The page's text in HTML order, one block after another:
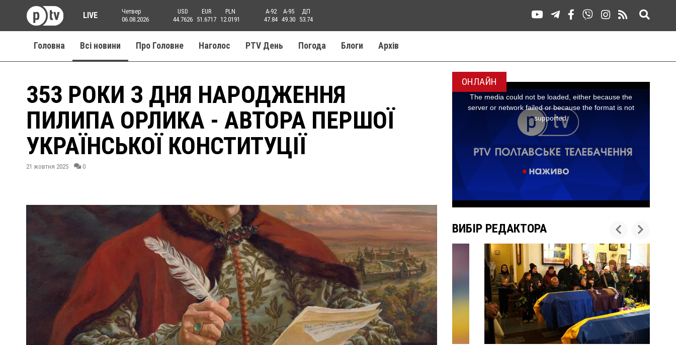
LIVE
Четвер
06.08.2026
USD
44.7626
EUR
51.6717
PLN
12.0191
A-92
47.84
A-95
49.30
ДП
53.74
Головна Всі новини Про Головне Наголос PTV День Погода Блоги Aрхів
353 РОКИ З ДНЯ НАРОДЖЕННЯ
ПИЛИПА ОРЛИКА - АВТОРА ПЕРШОЇ
УКРАЇНСЬКОЇ КОНСТИТУЦІЇ
21 жовтня 2025 0
ОНЛАЙН
ВИБІР РЕДАКТОРА